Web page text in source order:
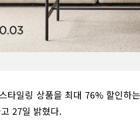
타일링 상품을 최대 76% 할인하
27일 밝혔다.